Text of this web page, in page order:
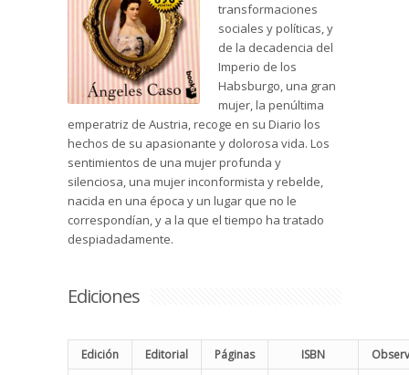
transformaciones
sociales y políticas, y
de la decadencia del
Imperio de los
Habsburgo, una gran
mujer, la penúltima
emperatriz de Austria, recoge en su Diario los
hechos de su apasionante y dolorosa vida. Los
sentimientos de una mujer profunda y
silenciosa, una mujer inconformista y rebelde,
nacida en una época y un lugar que no le
correspondían, y a la que el tiempo ha tratado
despiadadamente.
Ediciones
Edición Editorial Páginas ISBN